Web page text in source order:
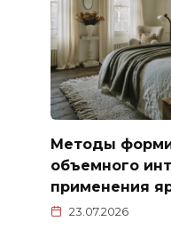
Методы
объемного
применения
23.07.2026